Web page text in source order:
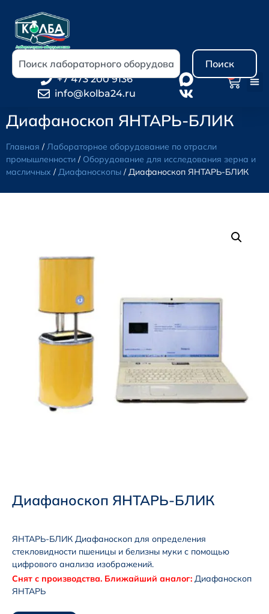
Поиск
+7 473 200 9136
info@kolba24.ru
Диафаноскоп ЯНТАРЬ-БЛИК
Главная /Лабораторное оборудование по отрасли
промышленности / Оборудование для исследования зерна и
масличных /Диафаноскопы / Диафаноскоп ЯНТАРЬ-БЛИК
Диафаноскоп ЯНТАРЬ-БЛИК
ЯНТАРЬ-БЛИК Диафаноскоп для определения
стекловидности пшеницы и белизны муки с помощью
цифрового анализа изображений.
Снят с производства. Ближайший аналог: Диафаноскоп
ЯНТАРЬ